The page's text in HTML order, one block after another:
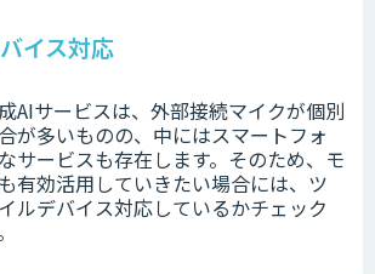
イス対応
AIサービスは、外部接続マイクが個別
が多いものの、中にはスマートフォ
サービスも存在します。そのため、モ
有効活用していきたい場合には、ツ
ルデバイス対応しているかチェック